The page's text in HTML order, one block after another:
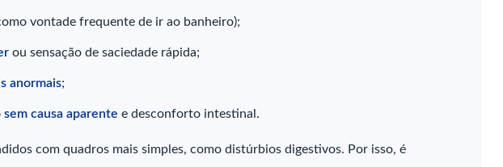
vontade frequente de ir ao banheiro);
ou sensação de saciedade rápida;
anormais;
causa aparente e desconforto intestinal.
com quadros mais simples, como distúrbios digestivos. Por isso, é